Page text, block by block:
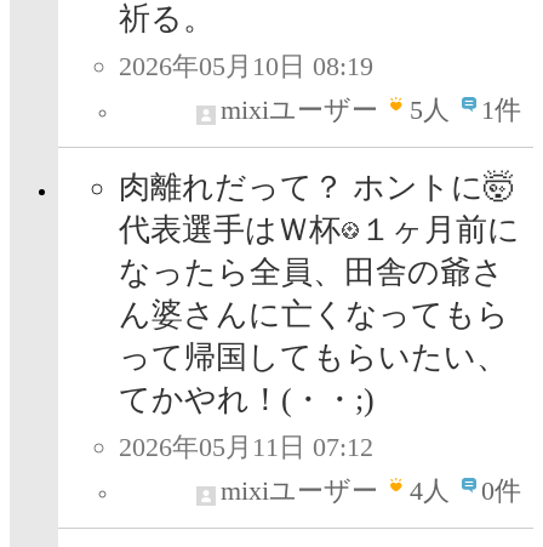
祈る。
2026年05月10日 08:19
mixiユーザー
5人 1件
肉離れだって？ ホントに🤯
代表選手はＷ杯
１ヶ月前に
なったら全員、田舎の爺さ
ん婆さんに亡くなってもら
って帰国してもらいたい、
てかやれ！(・・;)
2026年05月11日 07:12
mixiユーザー
4人 0件